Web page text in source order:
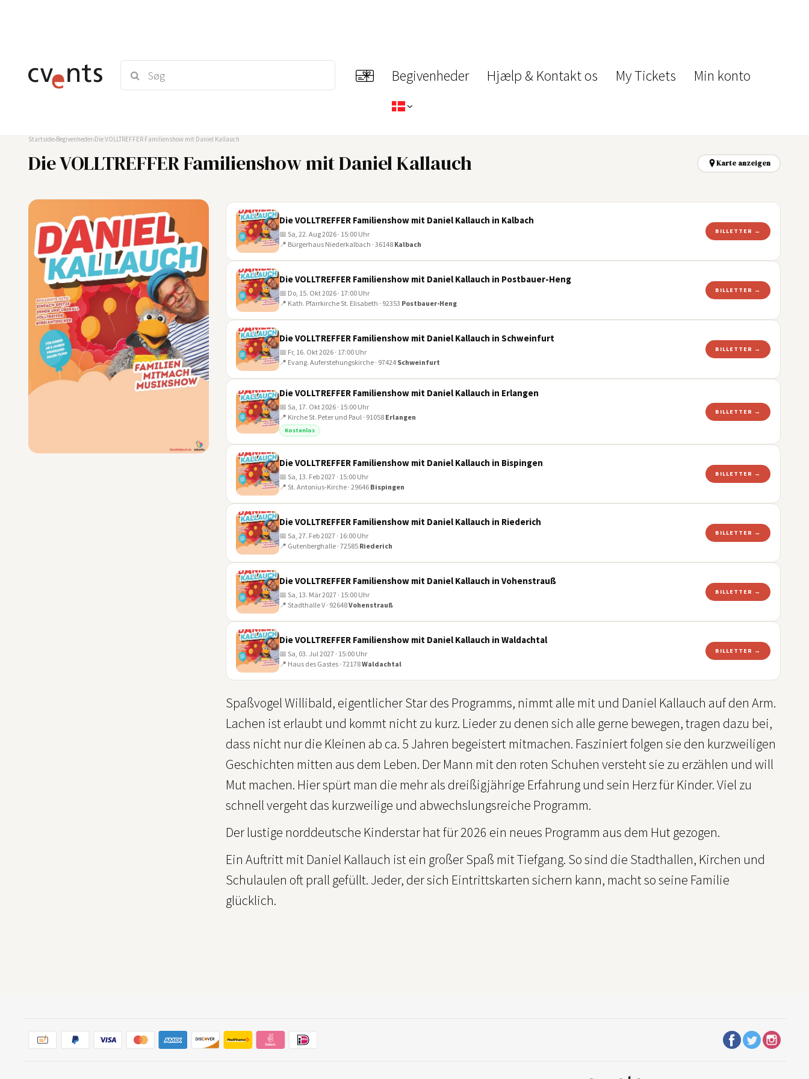
Begivenheder Hjælp & Kontakt os My Tickets Min konto
Startside Begivenheder Die VOLLTREFFER Familienshow mit Daniel Kallauch
Die VOLLTREFFER Familienshow mit Daniel Kallauch Karte anzeigen
22
AUG
Die VOLLTREFFER Familienshow mit Daniel Kallauch in Kalbach
📅 Sa, 22. Aug 2026 · 15:00 Uhr
📍 Bürgerhaus Niederkalbach · 36148 Kalbach
BILLETTER →
15
OKT
Die VOLLTREFFER Familienshow mit Daniel Kallauch in Postbauer-Heng
📅 Do, 15. Okt 2026 · 17:00 Uhr
📍 Kath. Pfarrkirche St. Elisabeth · 92353 Postbauer-Heng
BILLETTER →
16
Die VOLLTREFFER Familienshow mit Daniel Kallauch in Schweinfurt
📅 Fr, 16. Okt 2026 · 17:00 Uhr
📍 Evang. Auferstehungskirche · 97424 Schweinfurt
BILLETTER →
Die VOLLTREFFER Familienshow mit Daniel Kallauch in Erlangen
📅 Sa, 17. Okt 2026 · 15:00 Uhr
📍 Kirche St. Peter und Paul · 91058 Erlangen
Kostenlos
BILLETTER →
13
FEB
Die VOLLTREFFER Familienshow mit Daniel Kallauch in Bispingen
📅 Sa, 13. Feb 2027 · 15:00 Uhr
📍 St. Antonius-Kirche · 29646 Bispingen
BILLETTER →
27
FEB
Die VOLLTREFFER Familienshow mit Daniel Kallauch in Riederich
📅 Sa, 27. Feb 2027 · 16:00 Uhr
📍 Gutenberghalle · 72585 Riederich
BILLETTER →
13
MÄR
Die VOLLTREFFER Familienshow mit Daniel Kallauch in Vohenstrauß
📅 Sa, 13. Mär 2027 · 15:00 Uhr
📍 Stadthalle V · 92648Vohenstrauß
BILLETTER →
03
Die VOLLTREFFER Familienshow mit Daniel Kallauch in Waldachtal
📅 Sa, 03. Jul 2027 · 15:00 Uhr
📍 Haus des Gastes · 72178Waldachtal
BILLETTER →
Spaßvogel Willibald, eigentlicher Star des Programms, nimmt alle mit und Daniel Kallauch auf den Arm.
Lachen ist erlaubt und kommt nicht zu kurz. Lieder zu denen sich alle gerne bewegen, tragen dazu bei,
dass nicht nur die Kleinen ab ca. 5 Jahren begeistert mitmachen. Fasziniert folgen sie den kurzweiligen
Geschichten mitten aus dem Leben. Der Mann mit den roten Schuhen versteht sie zu erzählen und will
Mut machen. Hier spürt man die mehr als dreißigjährige Erfahrung und sein Herz für Kinder. Viel zu
schnell vergeht das kurzweilige und abwechslungsreiche Programm.
Der lustige norddeutsche Kinderstar hat für 2026 ein neues Programm aus dem Hut gezogen.
Ein Auftritt mit Daniel Kallauch ist ein großer Spaß mit Tiefgang. So sind die Stadthallen, Kirchen und
Schulaulen oft prall gefüllt. Jeder, der sich Eintrittskarten sichern kann, macht so seine Familie
glücklich.